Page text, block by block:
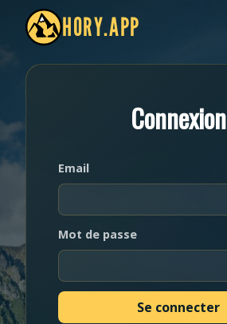
HORY.APP
Connexion
Email
Mot de passe